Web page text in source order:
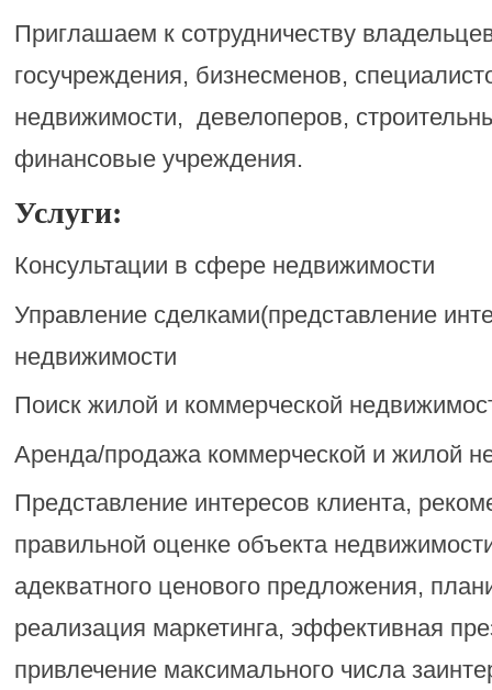
Приглашаем к сотрудничеству
госучреждения, бизнесменов,
недвижимости, девелоперов,
финансовые учреждения.
Услуги:
Консультации в сфере недвижимости
Управление сделками(представление
недвижимости
Поиск жилой и коммерческой
Аренда/продажа коммерческой и жилой
Представление интересов клиента,
правильной оценке объекта
адекватного ценового предложения,
реализация маркетинга, эффективная
привлечение максимального числа